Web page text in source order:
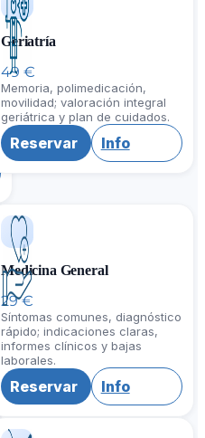
Geriatría
49 €
Memoria, polimedicación,
movilidad; valoración integral
geriátrica y plan de cuidados.
Reservar Info
Medicina General
29 €
Síntomas comunes, diagnóstico
rápido; indicaciones claras,
informes clínicos y bajas
laborales.
Reservar Info